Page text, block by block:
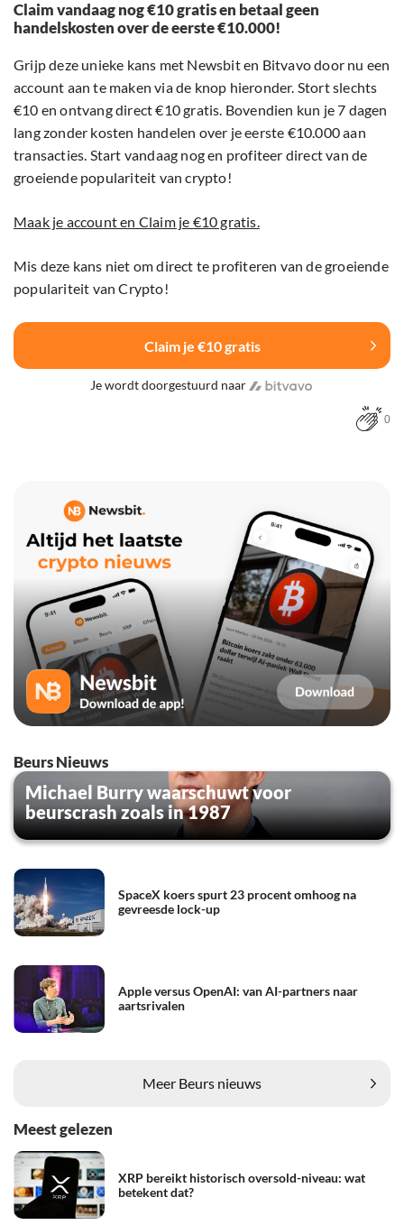
Claim vandaag nog €10 gratis en betaal geen
handelskosten over de eerste €10.000!
Grijp deze unieke kans met Newsbit en Bitvavo door nu een
account aan te maken via de knop hieronder. Stort slechts
€10 en ontvang direct €10 gratis. Bovendien kun je 7 dagen
lang zonder kosten handelen over je eerste €10.000 aan
transacties. Start vandaag nog en profiteer direct van de
groeiende populariteit van crypto!
Maak je account en Claim je €10 gratis.
Mis deze kans niet om direct te profiteren van de groeiende
populariteit van Crypto!
Claim je €10 gratis
Je wordt doorgestuurd naar
0
Beurs Nieuws
Michael Burry waarschuwt voor
beurscrash zoals in 1987
SpaceX koers spurt 23 procent omhoog na
gevreesde lock-up
Apple versus OpenAI: van AI-partners naar
aartsrivalen
Meer Beurs nieuws
Meest gelezen
XRP bereikt historisch oversold-niveau: wat
betekent dat?